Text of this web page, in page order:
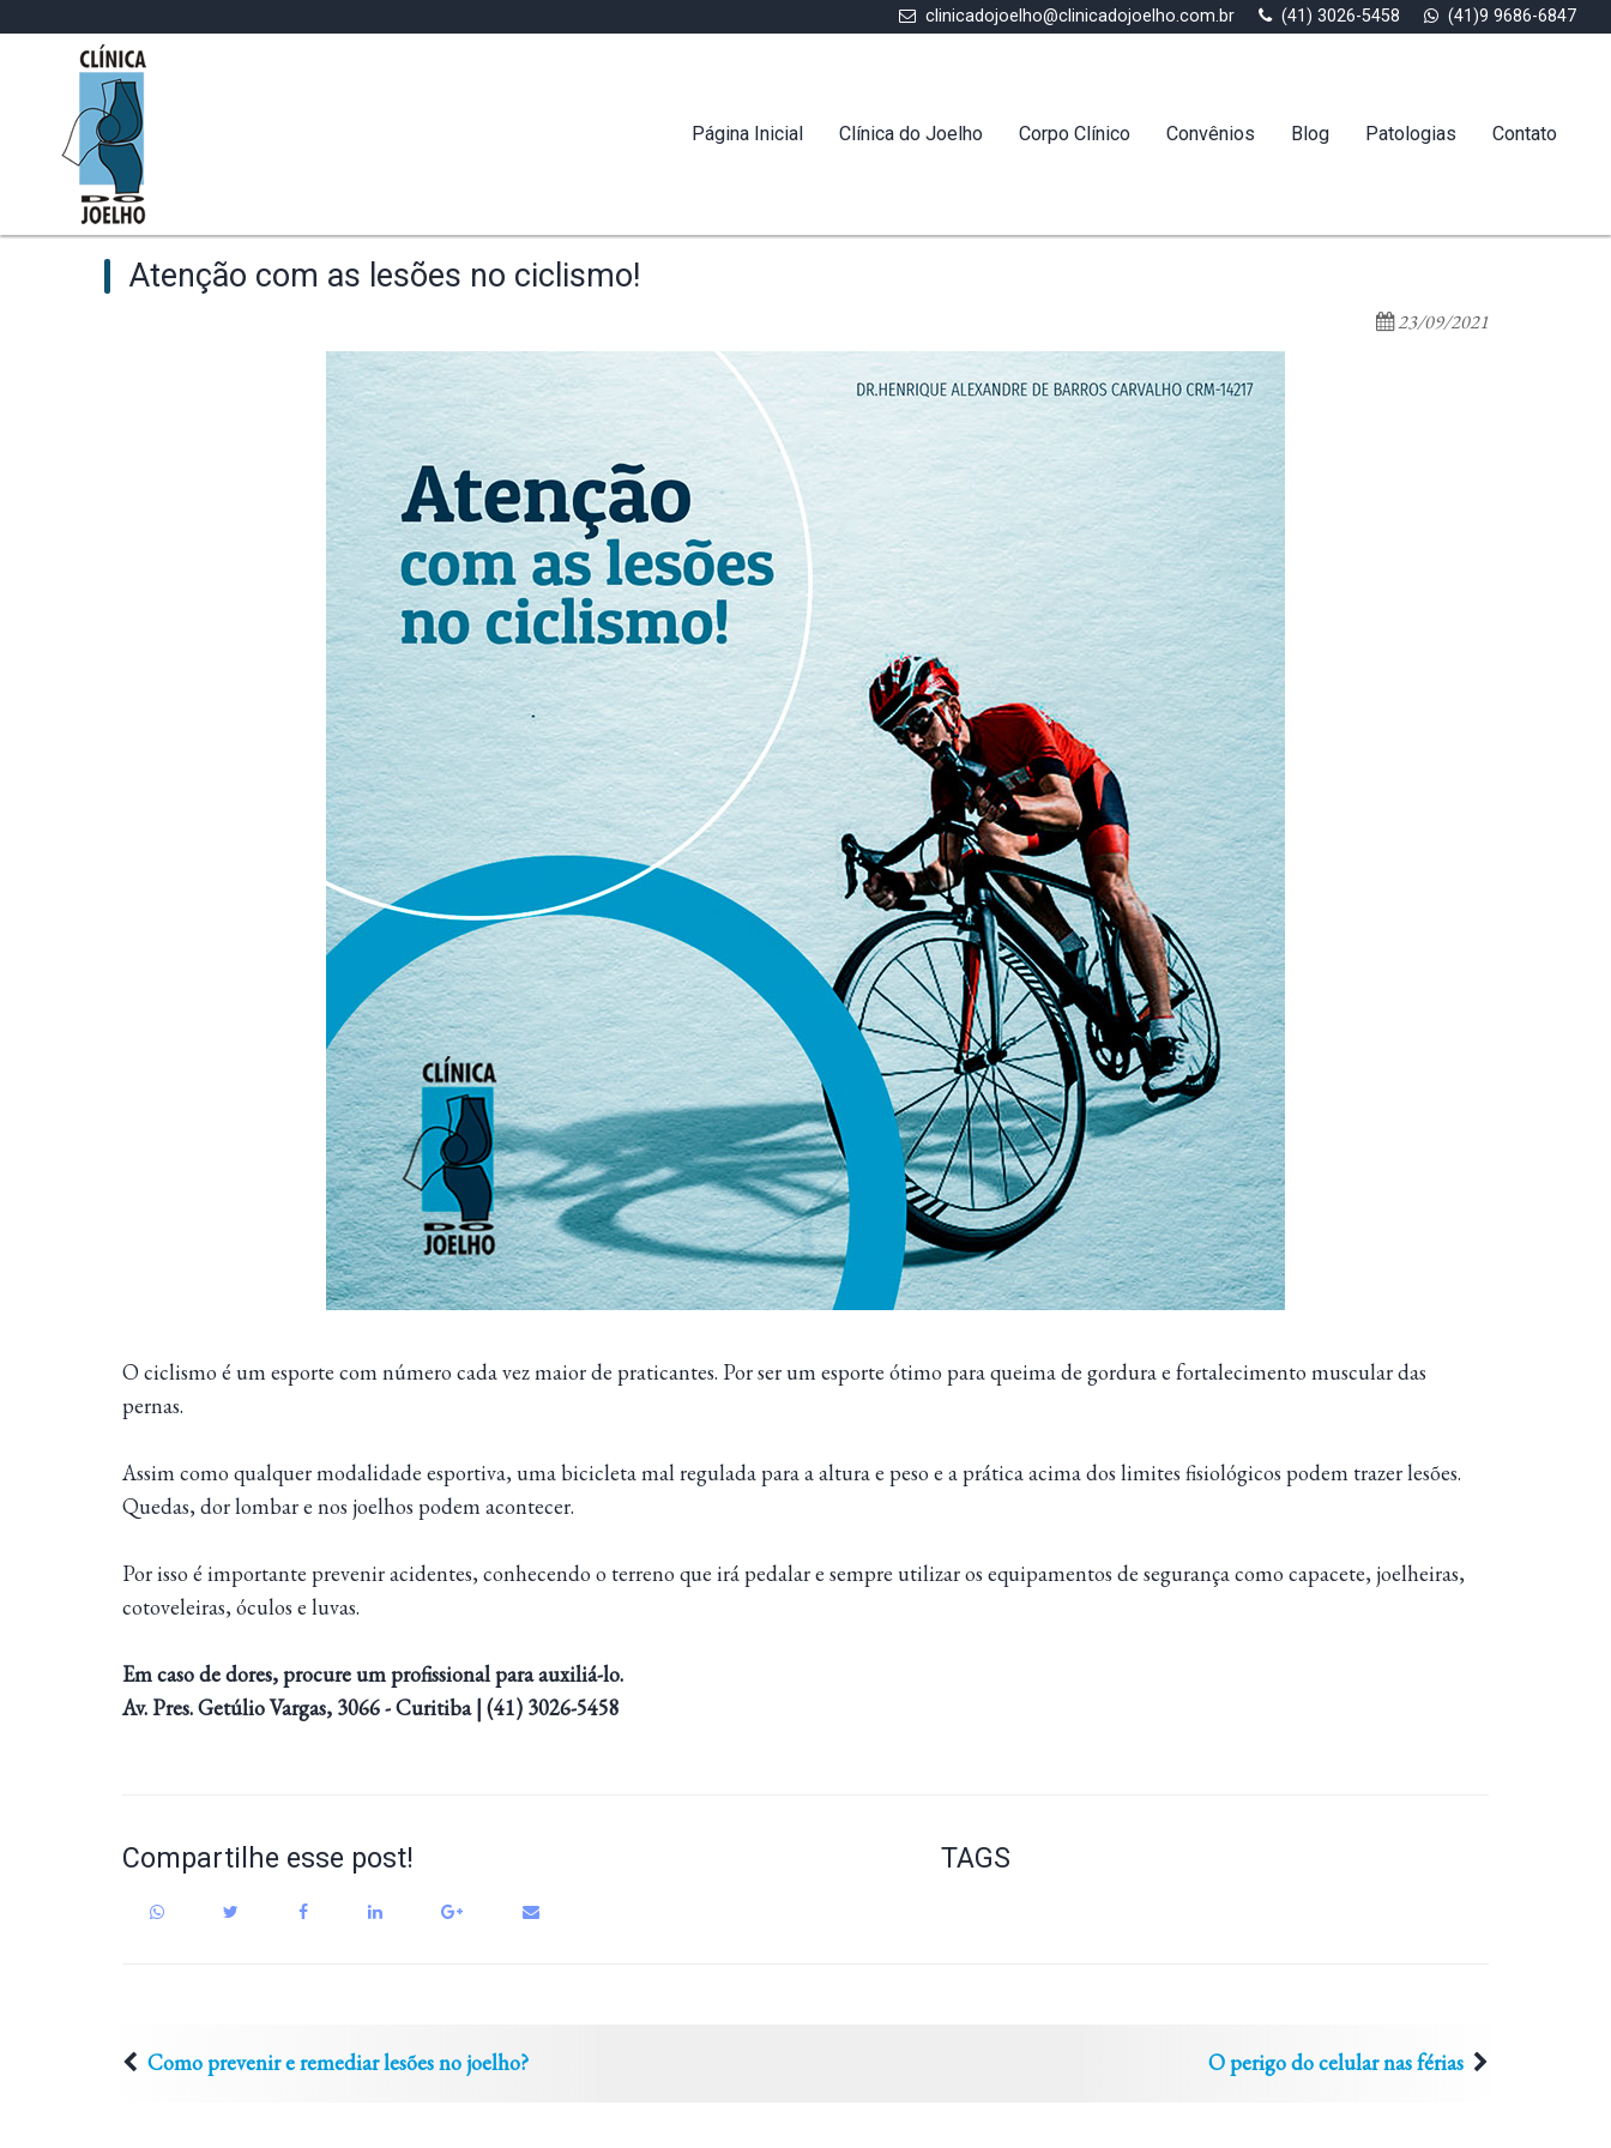
clinicadojoelho@clinicadojoelho.com.br (41) 3026-5458 (41)9 9686-6847
Página Inicial Clínica do Joelho Corpo Clínico Convênios Blog Patologias Contato
Atenção com as lesões no ciclismo!
23/09/2021
O ciclismo é um esporte com número cada vez maior de praticantes. Por ser um esporte ótimo para queima de gordura e fortalecimento muscular das
pernas.
Assim como qualquer modalidade esportiva, uma bicicleta mal regulada para a altura e peso e a prática acima dos limites fisiológicos podem trazer lesões.
Quedas, dor lombar e nos joelhos podem acontecer.
Por isso é importante prevenir acidentes, conhecendo o terreno que irá pedalar e sempre utilizar os equipamentos de segurança como capacete, joelheiras,
cotoveleiras, óculos e luvas.
Em caso de dores, procure um profissional para auxiliá-lo.
Av. Pres. Getúlio Vargas, 3066 - Curitiba | (41) 3026-5458
Compartilhe esse post! TAGS
Como prevenir e remediar lesões no joelho? O perigo do celular nas férias